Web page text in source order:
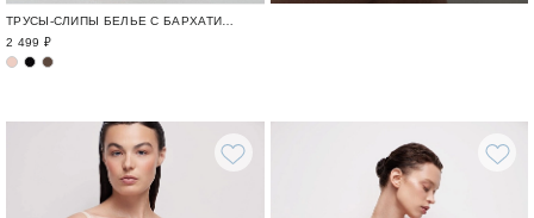
2 499 ₽